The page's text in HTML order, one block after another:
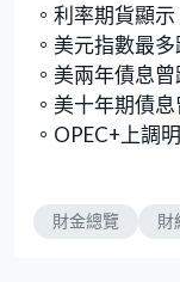
。利率期貨顯
。美元指數最
。美兩年債息
。美十年期債
。OPEC+上調
財金總覽 財